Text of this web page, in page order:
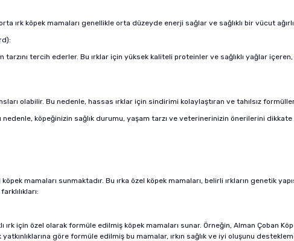
köpek mamaları genellikle orta düzeyde enerji sağlar ve sağlıklı bir vücut
tercih ederler. Bu ırklar için yüksek kaliteli proteinler ve sağlıklı yağlar
olabilir. Bu nedenle, hassas ırklar için sindirimi kolaylaştıran ve tahılsız
köpeğinizin sağlık durumu, yaşam tarzı ve veterinerinizin önerilerini
mamaları sunmaktadır. Bu ırka özel köpek mamaları, belirli ırkların genetik
için özel olarak formüle edilmiş köpek mamaları sunar. Örneğin, Alman Çoban
göre formüle edilmiş bu mamalar, ırkın sağlık ve iyi oluşunu